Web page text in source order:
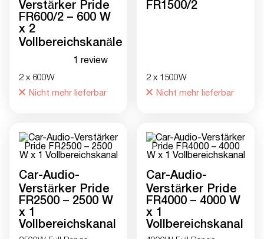
Verstärker Pride
FR600/2 – 600 W
x 2
Vollbereichskanäle
1 review
2 x 600W
Nicht mehr lieferbar
FR1500/2
2 x 1500W
Nicht mehr lieferbar
Car-Audio-
Verstärker Pride
FR2500 – 2500 W
x 1
Vollbereichskanal
Car-Audio-
Verstärker Pride
FR4000 – 4000 W
x 1
Vollbereichskanal